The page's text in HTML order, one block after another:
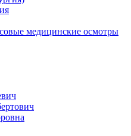
медицинские осмотры